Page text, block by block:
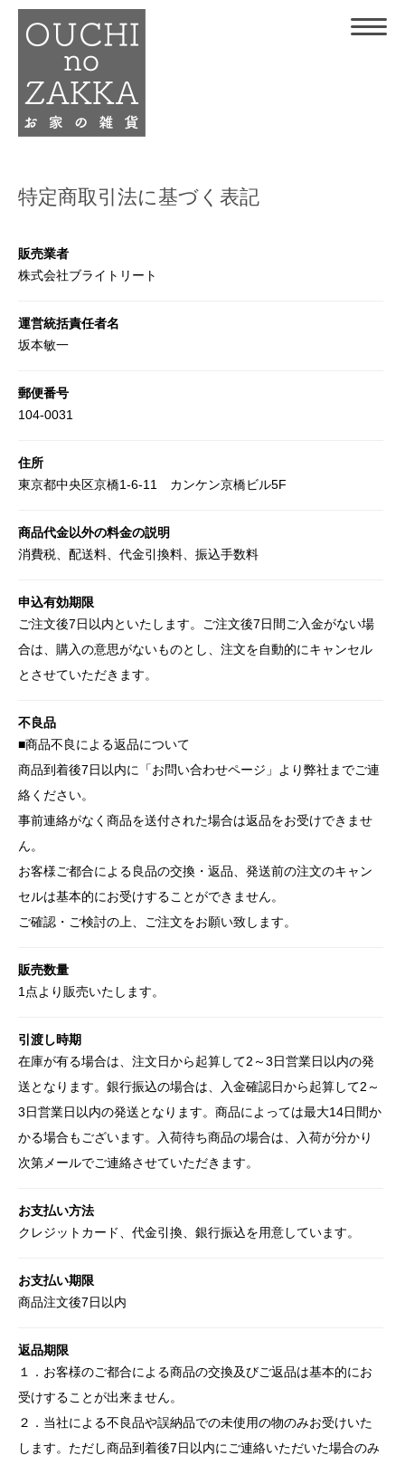
特定商取引法に基づく表記
販売業者
株式会社ブライトリート
運営統括責任者名
坂本敏一
郵便番号
104-0031
住所
東京都中央区京橋1-6-11 カンケン京橋ビル5F
商品代金以外の料金の説明
消費税、配送料、代金引換料、振込手数料
申込有効期限
ご注文後7日以内といたします。ご注文後7日間ご入金がない場
合は、購入の意思がないものとし、注文を自動的にキャンセル
とさせていただきます。
不良品
■商品不良による返品について
商品到着後7日以内に「お問い合わせページ」より弊社までご連
絡ください。
事前連絡がなく商品を送付された場合は返品をお受けできませ
ん。
お客様ご都合による良品の交換・返品、発送前の注文のキャン
セルは基本的にお受けすることができません。
ご確認・ご検討の上、ご注文をお願い致します。
販売数量
1点より販売いたします。
引渡し時期
在庫が有る場合は、注文日から起算して2～3日営業日以内の発
送となります。銀行振込の場合は、入金確認日から起算して2～
3日営業日以内の発送となります。商品によっては最大14日間か
かる場合もございます。入荷待ち商品の場合は、入荷が分かり
次第メールでご連絡させていただきます。
お支払い方法
クレジットカード、代金引換、銀行振込を用意しています。
お支払い期限
商品注文後7日以内
返品期限
１．お客様のご都合による商品の交換及びご返品は基本的にお
受けすることが出来ません。
２．当社による不良品や誤納品での未使用の物のみお受けいた
します。ただし商品到着後7日以内にご連絡いただいた場合のみ